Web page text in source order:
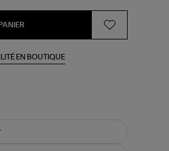
EN BOUTIQUE